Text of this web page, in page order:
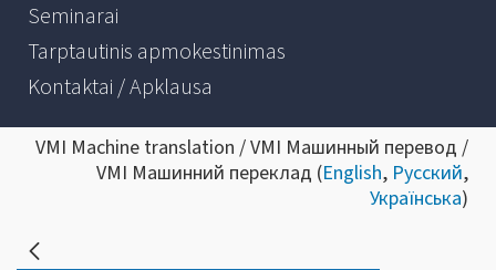
Seminarai
Tarptautinis apmokestinimas
Kontaktai / Apklausa
VMI Machine translation / VMI Машинный перевод /
VMI Машинний переклад (English, Русский,
Українська)